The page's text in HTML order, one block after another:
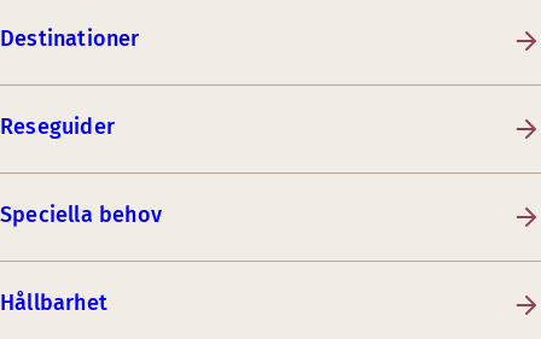
Destinationer
Reseguider
Speciella behov
Hållbarhet